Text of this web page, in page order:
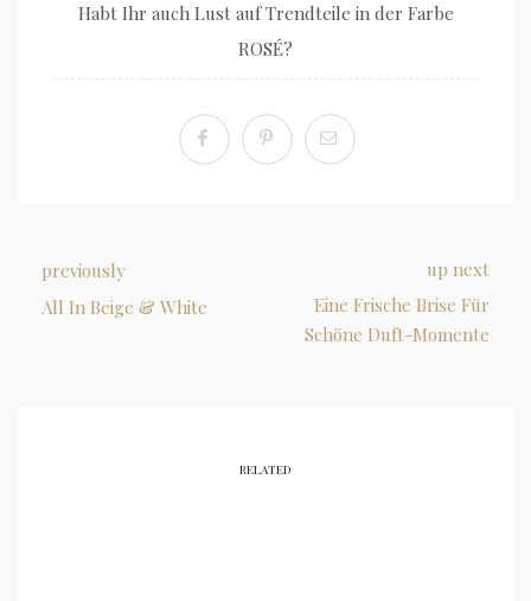
Habt Ihr auch Lust auf Trendteile in der Farbe
ROSÉ?
previously
All In Beige & White
up next
Eine Frische Brise Für
Schöne Duft-Momente
RELATED